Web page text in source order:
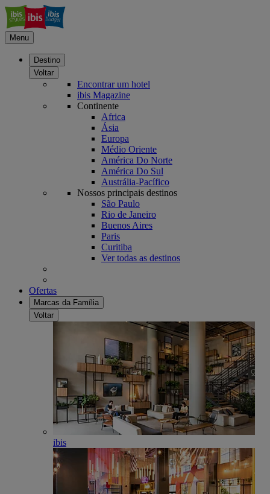
Menu
Destino
Voltar
Encontrar um hotel
ibis Magazine
Continente
Africa
Ásia
Europa
Médio Oriente
América Do Norte
América Do Sul
Austrália-Pacífico
Nossos principais destinos
São Paulo
Rio de Janeiro
Buenos Aires
Paris
Curitiba
Ver todas as destinos
Ofertas
Marcas da Família
Voltar
ibis